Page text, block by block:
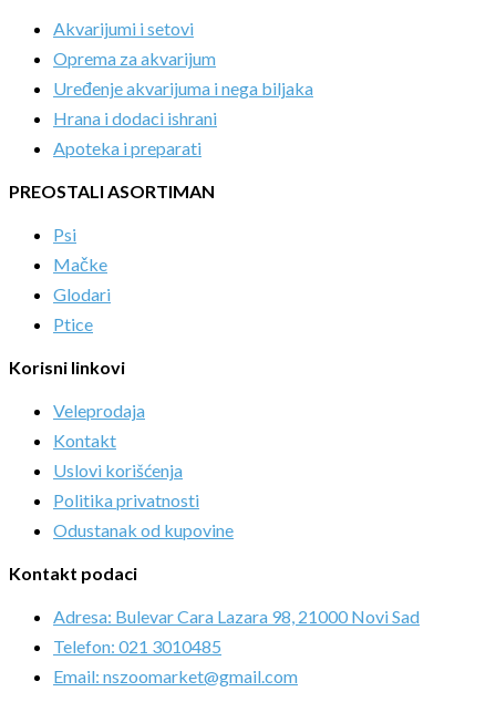
Akvarijumi i setovi
Oprema za akvarijum
Uređenje akvarijuma i nega biljaka
Hrana i dodaci ishrani
Apoteka i preparati
PREOSTALI ASORTIMAN
Psi
Mačke
Glodari
Ptice
Korisni linkovi
Veleprodaja
Kontakt
Uslovi korišćenja
Politika privatnosti
Odustanak od kupovine
Kontakt podaci
Adresa: Bulevar Cara Lazara 98, 21000 Novi Sad
Telefon: 021 3010485
Email: nszoomarket@gmail.com